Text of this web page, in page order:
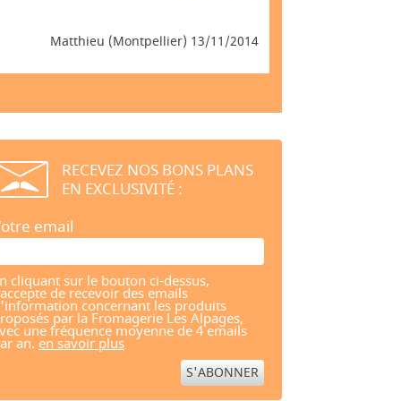
Matthieu (Montpellier) 13/11/2014
RECEVEZ NOS BONS PLANS
EN EXCLUSIVITÉ :
email
cliquant sur le bouton ci-dessus,
de recevoir des emails
concernant les produits
par la Fromagerie Les Alpages,
une fréquence moyenne de 4 emails
an. en savoir plus